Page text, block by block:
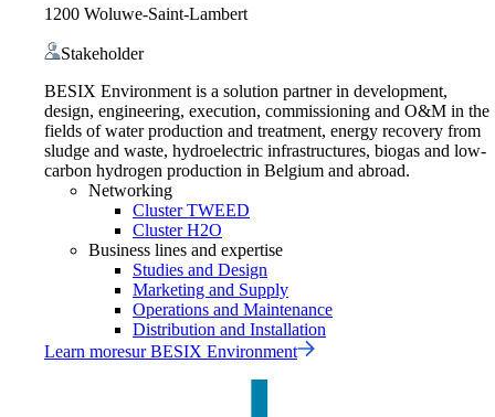
1200 Woluwe-Saint-Lambert
Stakeholder
BESIX Environment is a solution partner in development,
design, engineering, execution, commissioning and O&M in the
fields of water production and treatment, energy recovery from
sludge and waste, hydroelectric infrastructures, biogas and low-
carbon hydrogen production in Belgium and abroad.
Networking
Cluster TWEED
Cluster H2O
Business lines and expertise
Studies and Design
Marketing and Supply
Operations and Maintenance
Distribution and Installation
Learn moresurBESIX Environment